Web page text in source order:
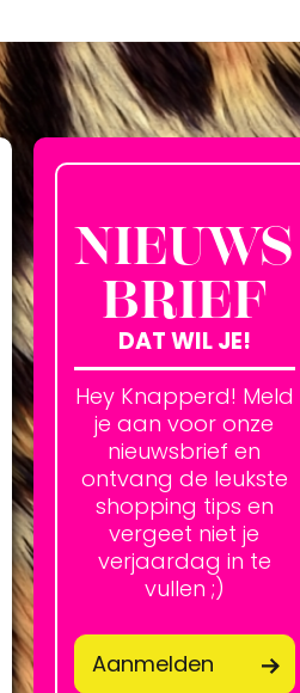
NIEUWS
BRIEF
DAT WIL JE!
Hey Knapperd! Meld
je aan voor onze
nieuwsbrief en
ontvang de leukste
shopping tips en
vergeet niet je
verjaardag in te
vullen ;)
Aanmelden